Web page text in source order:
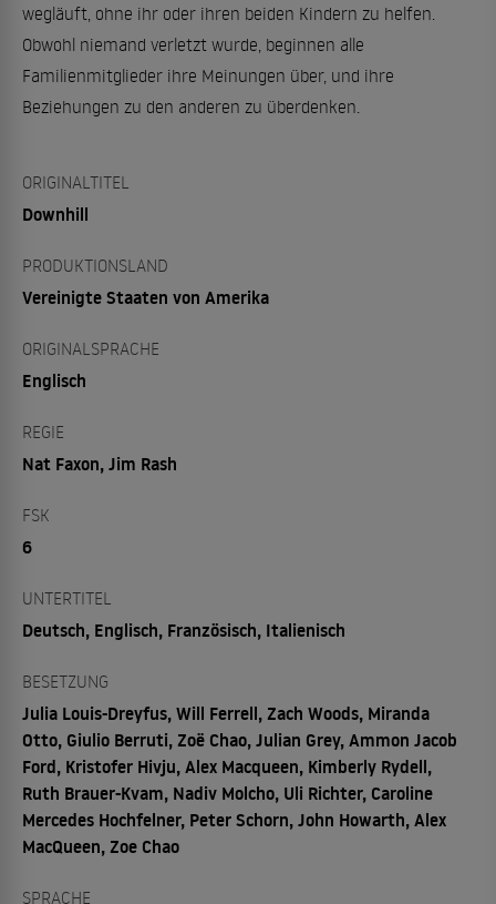
wegläuft, ohne ihr oder ihren beiden Kindern zu helfen.
Obwohl niemand verletzt wurde, beginnen alle
Familienmitglieder ihre Meinungen über, und ihre
Beziehungen zu den anderen zu überdenken.
ORIGINALTITEL
Downhill
PRODUKTIONSLAND
Vereinigte Staaten von Amerika
ORIGINALSPRACHE
Englisch
REGIE
Nat Faxon, Jim Rash
FSK
6
UNTERTITEL
Deutsch, Englisch, Französisch, Italienisch
BESETZUNG
Julia Louis-Dreyfus, Will Ferrell, Zach Woods, Miranda
Otto, Giulio Berruti, Zoë Chao, Julian Grey, Ammon Jacob
Ford, Kristofer Hivju, Alex Macqueen, Kimberly Rydell,
Ruth Brauer-Kvam, Nadiv Molcho, Uli Richter, Caroline
Mercedes Hochfelner, Peter Schorn, John Howarth, Alex
MacQueen, Zoe Chao
SPRACHE